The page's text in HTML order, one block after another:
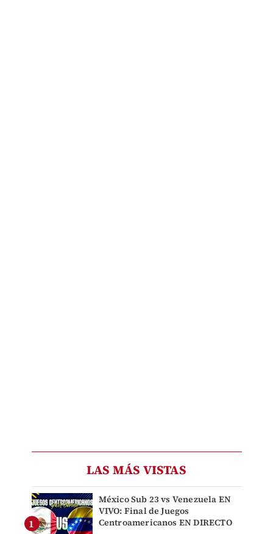
LAS MÁS VISTAS
México Sub 23 vs Venezuela EN
VIVO: Final de Juegos
Centroamericanos EN DIRECTO